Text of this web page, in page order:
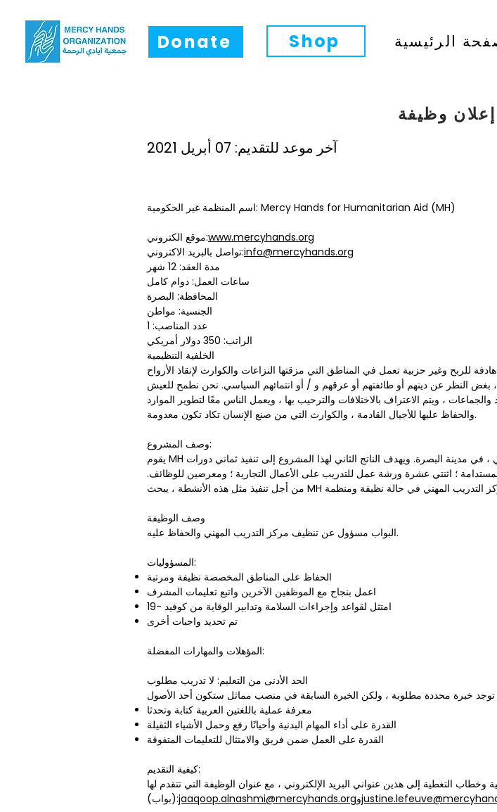
Donate Shop الرئيسية
إعلان وظيفة
آخر موعد للتقديم: 07 أبريل 2021
اسم المنظمة غير الحكومية: Mercy Hands for Humanitarian Aid (MH)
موقع الكتروني:www.mercyhands.org
تواصل بالبريد الاكتروني:info@mercyhands.org
مدة العقد: 12 شهر
ساعات العمل: دوام كامل
المحافظة: البصرة
الجنسية: مواطن
عدد المناصب: 1
الراتب: 350 دولار أمريكي
الخلفية التنظيمية
للربح وغير حزبية تعمل في المناطق التي مزقتها النزاعات والكوارث لإنقاذ الأرواح
النظر عن دينهم أو طائفتهم أو عرقهم و / أو انتمائهم السياسي. نحن نطمح للعيش
، ويتم الاعتراف بالاختلافات والترحيب بها ، ويعمل الناس معًا لتطوير الموارد
والحفاظ عليها للأجيال القادمة ، والكوارث التي من صنع الإنسان تكاد تكون معدومة.
وصف المشروع:
يقوم MH بتنفيذ مشروع كسب العيش ، بتمويل من برنامج الأمم المتحدة الإنمائي ، في مدينة البصرة. ويهدف الناتج الثاني لهذا المشروع إلى تنفيذ ثماني دورات
المستدامة ؛ اثنتي عشرة ورشة عمل للتدريب على الأعمال التجارية ؛ ومعرضين للوظائف.
وصف الوظيفة
البواب مسؤول عن تنظيف مركز التدريب المهني والحفاظ عليه.
المسؤوليات:
الحفاظ على المناطق المخصصة نظيفة ومرتبة
اعمل بنجاح مع الموظفين الآخرين واتبع تعليمات المشرف
امتثل لقواعد وإجراءات السلامة وتدابير الوقاية من كوفيد -19
تم تحديد واجبات أخرى
المؤهلات والمهارات المفضلة:
الحد الأدنى من التعليم: لا تدريب مطلوب
معرفة عملية باللغتين العربية كتابة وتحدثا
القدرة على أداء المهام البدنية وأحيانًا رفع وحمل الأشياء الثقيلة
القدرة على العمل ضمن فريق والامتثال للتعليمات المتفوقة
كيفية التقديم:
التغطية إلى هذين عنواني البريد الإلكتروني ، مع عنوان الوظيفة التي تتقدم لها
(بواب):jaaqoop.alnashmi@mercyhands.orgو